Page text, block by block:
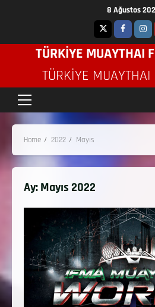
8 Ağustos
TÜRKİYE MUAYTHAI
TÜRKIYE MUAYTHAI
Home 2022 Mayıs
Ay:Mayıs 2022